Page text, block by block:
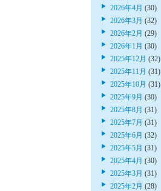
2026年4月 (30)
2026年3月 (32)
2026年2月 (29)
2026年1月 (30)
2025年12月 (32)
2025年11月 (31)
2025年10月 (31)
2025年9月 (30)
2025年8月 (31)
2025年7月 (31)
2025年6月 (32)
2025年5月 (31)
2025年4月 (30)
2025年3月 (31)
2025年2月 (28)